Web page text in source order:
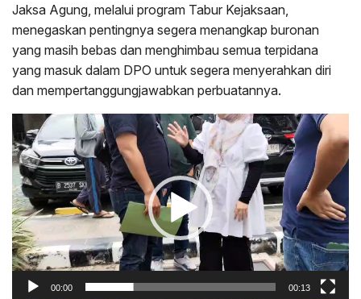
Jaksa Agung, melalui program Tabur Kejaksaan,
menegaskan pentingnya segera menangkap buronan
yang masih bebas dan menghimbau semua terpidana
yang masuk dalam DPO untuk segera menyerahkan diri
dan mempertanggungjawabkan perbuatannya.
Pemutar
Video
00:00 00:13